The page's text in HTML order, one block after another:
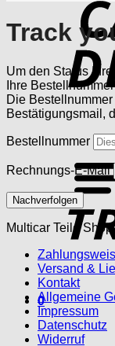
0
Track
Um den Status
Ihre
Die
Bestätigungsmail,
Bestellnummer
Rechnungs-E-Mail
Nachverfolgen
Multicar Teile Shop
Versand &
Kontakt
Allgemeine
Impressum
Datenschutz
Widerruf